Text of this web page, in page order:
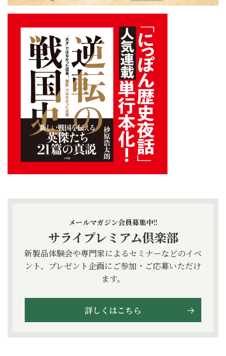
メールマガジン会員募集中!!
サライプレミアム倶楽部
新製品体験会や専門家によるセミナーなどのイベ
ント、プレゼント企画にご参加・ご応募いただけ
ます。
詳しくはこちら